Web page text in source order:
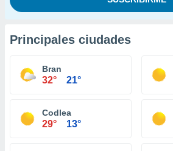
Principales ciudades
Bran
32° 21°
Codlea
29° 13°